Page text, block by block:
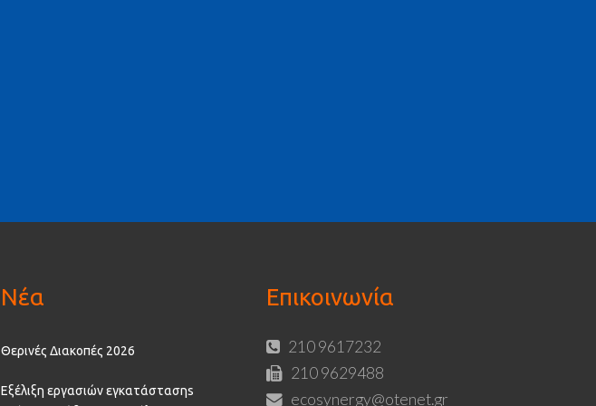
Νέα
Θερινές Διακοπές 2026
Εξέλιξη εργασιών εγκατάστασηs
Επικοινωνία
210 9617232
210 9629488
ecosynergy@otenet.gr